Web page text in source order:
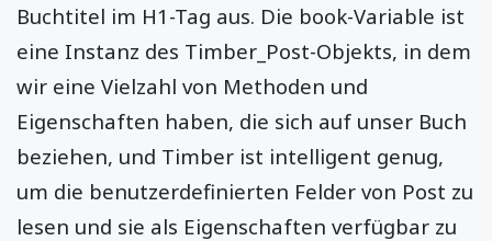
Buchtitel im H1-Tag aus. Die book-Variable ist
eine Instanz des Timber_Post-Objekts, in dem
wir eine Vielzahl von Methoden und
Eigenschaften haben, die sich auf unser Buch
beziehen, und Timber ist intelligent genug,
um die benutzerdefinierten Felder von Post zu
lesen und sie als Eigenschaften verfügbar zu